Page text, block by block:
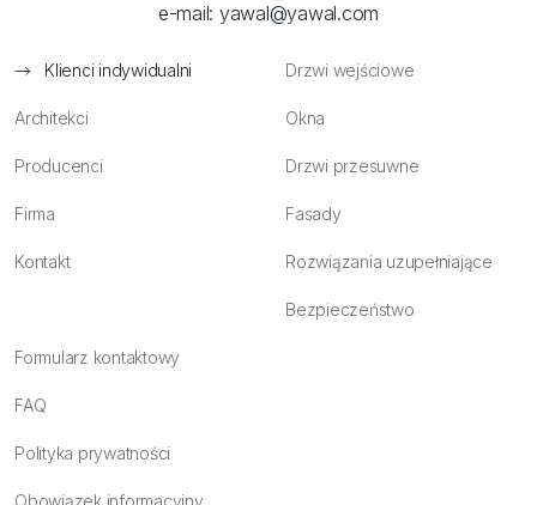
Klienci indywidualni
Architekci
Producenci
Firma
Kontakt
Drzwi wejściowe
Okna
Drzwi przesuwne
Fasady
Rozwiązania uzupełniające
Bezpieczeństwo
Formularz kontaktowy
FAQ
Polityka prywatności
e-mail: yawal@yawal.com